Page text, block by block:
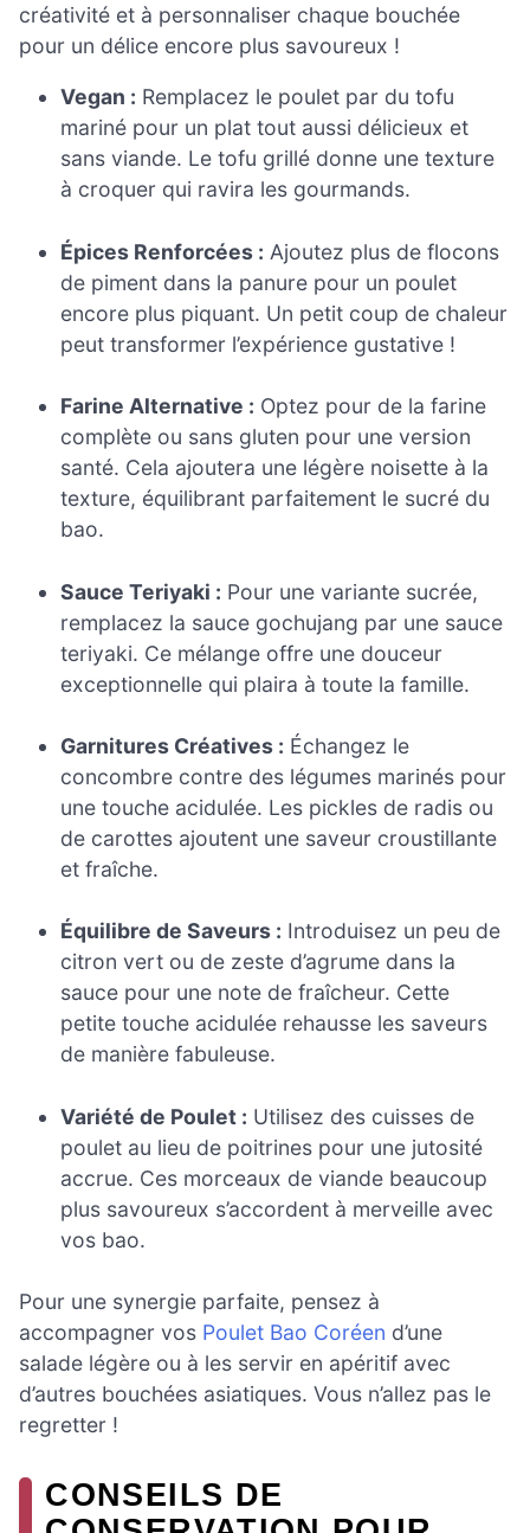
créativité et à personnaliser chaque bouchée
pour un délice encore plus savoureux !
Vegan : Remplacez le poulet par du tofu
mariné pour un plat tout aussi délicieux et
sans viande. Le tofu grillé donne une texture
à croquer qui ravira les gourmands.
Épices Renforcées : Ajoutez plus de flocons
de piment dans la panure pour un poulet
encore plus piquant. Un petit coup de chaleur
peut transformer l’expérience gustative !
Farine Alternative : Optez pour de la farine
complète ou sans gluten pour une version
santé. Cela ajoutera une légère noisette à la
texture, équilibrant parfaitement le sucré du
bao.
Sauce Teriyaki : Pour une variante sucrée,
remplacez la sauce gochujang par une sauce
teriyaki. Ce mélange offre une douceur
exceptionnelle qui plaira à toute la famille.
Garnitures Créatives : Échangez le
concombre contre des légumes marinés pour
une touche acidulée. Les pickles de radis ou
de carottes ajoutent une saveur croustillante
et fraîche.
Équilibre de Saveurs : Introduisez un peu de
citron vert ou de zeste d’agrume dans la
sauce pour une note de fraîcheur. Cette
petite touche acidulée rehausse les saveurs
de manière fabuleuse.
Variété de Poulet : Utilisez des cuisses de
poulet au lieu de poitrines pour une jutosité
accrue. Ces morceaux de viande beaucoup
plus savoureux s’accordent à merveille avec
vos bao.
Pour une synergie parfaite, pensez à
accompagner vos Poulet Bao Coréen d’une
salade légère ou à les servir en apéritif avec
d’autres bouchées asiatiques. Vous n’allez pas le
regretter !
CONSEILS DE